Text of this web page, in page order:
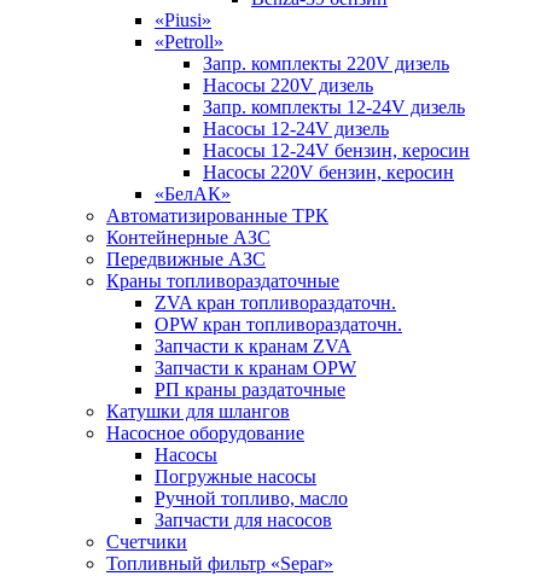
«Piusi»
«Petroll»
Запр. комплекты 220V дизель
Насосы 220V дизель
Запр. комплекты 12-24V дизель
Насосы 12-24V дизель
Насосы 12-24V бензин, керосин
Насосы 220V бензин, керосин
«БелАК»
Автоматизированные ТРК
Контейнерные АЗС
Передвижные АЗС
Краны топливораздаточные
ZVA кран топливораздаточн.
OPW кран топливораздаточн.
Запчасти к кранам ZVA
Запчасти к кранам OPW
РП краны раздаточные
Катушки для шлангов
Насосное оборудование
Насосы
Погружные насосы
Ручной топливо, масло
Запчасти для насосов
Счетчики
Топливный фильтр «Separ»